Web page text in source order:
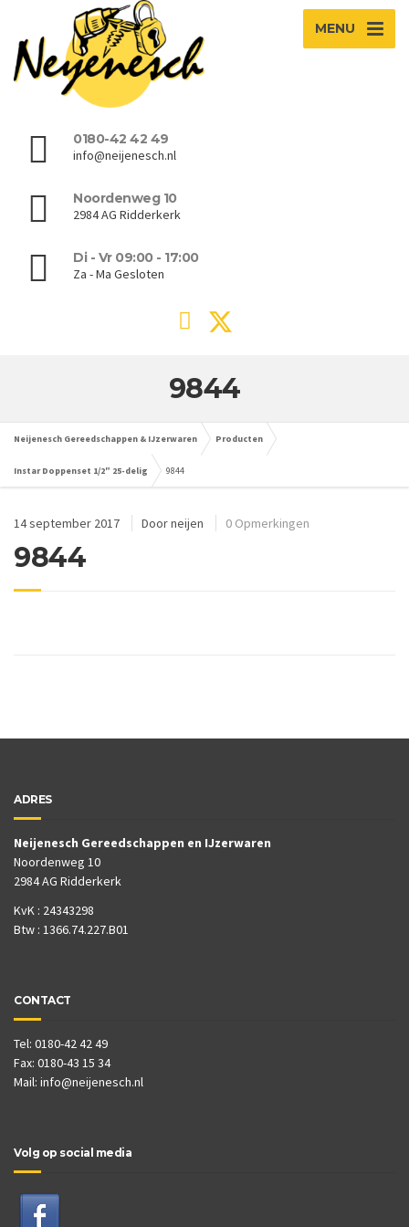
MENU
0180-42 42 49
info@neijenesch.nl
Noordenweg 10
2984 AG Ridderkerk
Di - Vr 09:00 - 17:00
Za - Ma Gesloten
9844
Neijenesch Gereedschappen & IJzerwaren Producten
Instar Doppenset 1/2″ 25-delig 9844
14 september 2017 Doorneijen 0 Opmerkingen
9844
ADRES
Neijenesch Gereedschappen en IJzerwaren
Noordenweg 10
2984 AG Ridderkerk
KvK : 24343298
Btw : 1366.74.227.B01
CONTACT
Tel: 0180-42 42 49
Fax: 0180-43 15 34
Mail: info@neijenesch.nl
Volg op social media